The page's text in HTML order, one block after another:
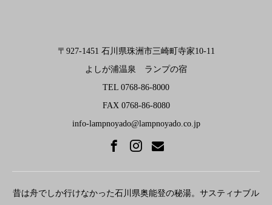
〒927-1451 石川県珠洲市三崎町寺家10-11
よしが浦温泉 ランプの宿
TEL 0768-86-8000
FAX 0768-86-8080
info-lampnoyado@lampnoyado.co.jp
昔は舟でしか行けなかった石川県奥能登の秘湯。サスティナブル